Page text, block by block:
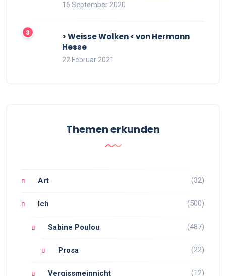
16 September 2020
> Weisse Wolken < von Hermann
Hesse
22 Februar 2021
Themen erkunden
Art (32)
Ich (500)
Sabine Poulou (487)
Prosa (22)
Vergissmeinnicht (12)